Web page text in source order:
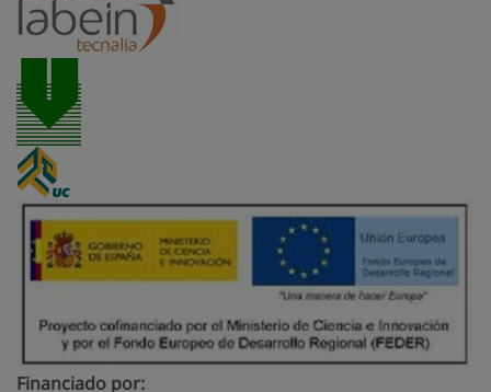
Financiado por: